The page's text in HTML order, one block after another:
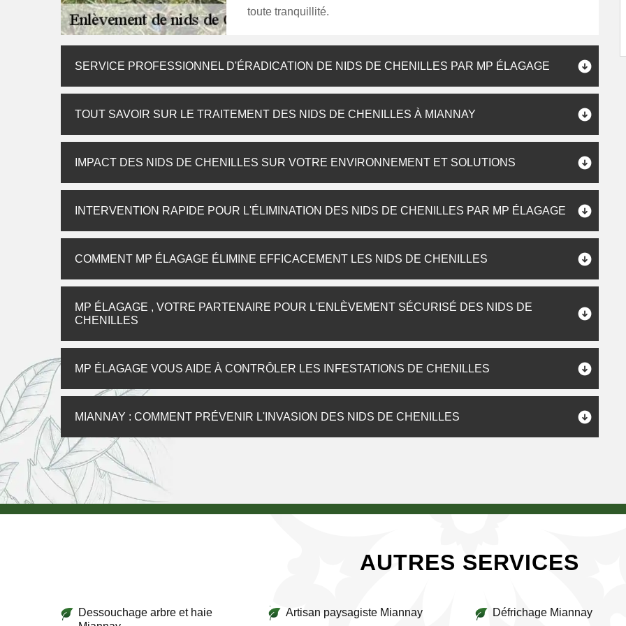
toute tranquillité.
SERVICE PROFESSIONNEL D'ÉRADICATION DE NIDS DE CHENILLES PAR MP ÉLAGAGE
TOUT SAVOIR SUR LE TRAITEMENT DES NIDS DE CHENILLES À MIANNAY
IMPACT DES NIDS DE CHENILLES SUR VOTRE ENVIRONNEMENT ET SOLUTIONS
INTERVENTION RAPIDE POUR L'ÉLIMINATION DES NIDS DE CHENILLES PAR MP ÉLAGAGE
COMMENT MP ÉLAGAGE ÉLIMINE EFFICACEMENT LES NIDS DE CHENILLES
MP ÉLAGAGE , VOTRE PARTENAIRE POUR L'ENLÈVEMENT SÉCURISÉ DES NIDS DE
CHENILLES
MP ÉLAGAGE VOUS AIDE À CONTRÔLER LES INFESTATIONS DE CHENILLES
MIANNAY : COMMENT PRÉVENIR L'INVASION DES NIDS DE CHENILLES
AUTRES SERVICES
Dessouchage arbre et haie
Artisan paysagiste Miannay Défrichage Miannay